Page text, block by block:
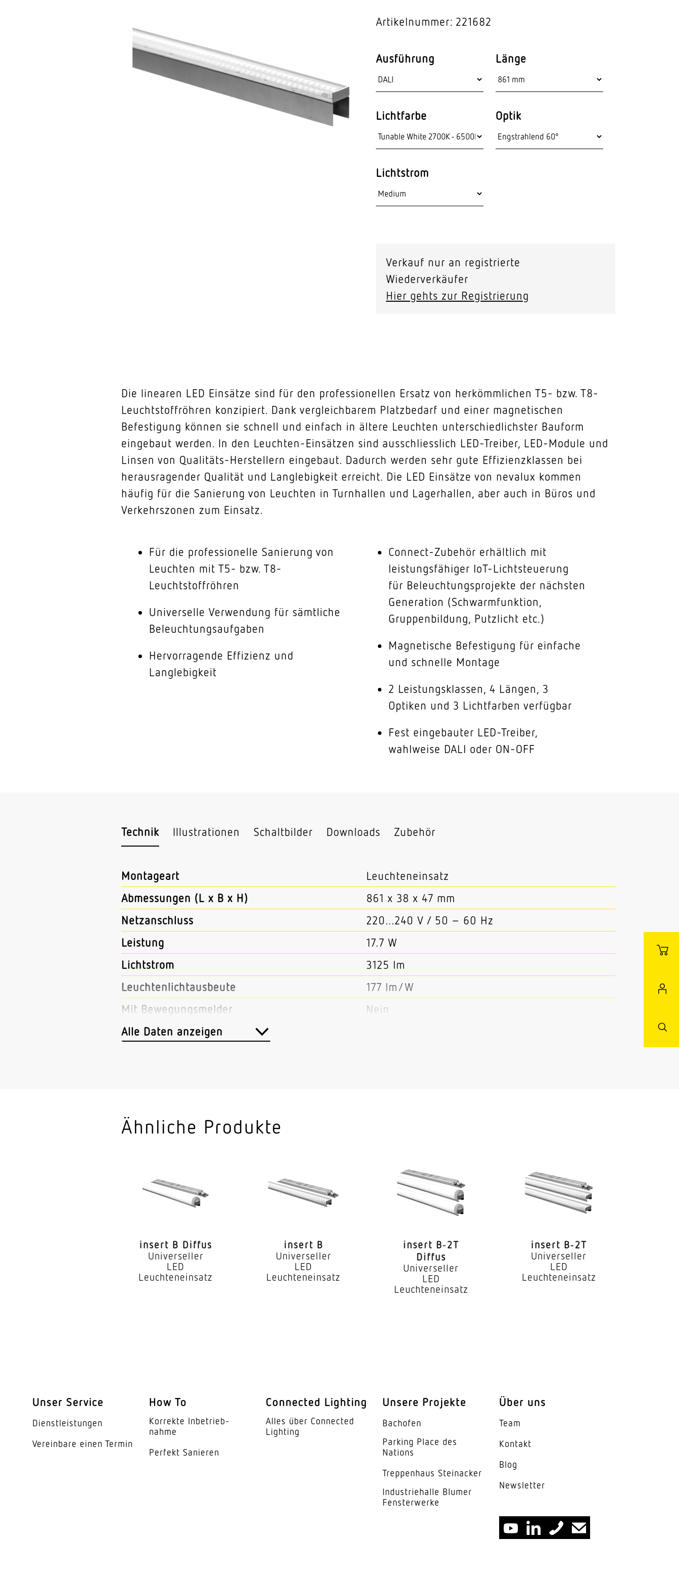
System­kom­po­nenten
Artikelnummer: 221682
Ausführung Länge
Lichtfarbe Optik
Lichtstrom
Verkauf nur an registrierte
Wiederverkäufer
Hier gehts zur Registrierung
Die linearen LED Einsätze sind für den professionellen Ersatz von herkömmlichen T5- bzw. T8-
Leuchtstoffröhren konzipiert. Dank vergleichbarem Platzbedarf und einer magnetischen
Befestigung können sie schnell und einfach in ältere Leuchten unterschiedlichster Bauform
eingebaut werden. In den Leuchten-Einsätzen sind ausschliesslich LED-Treiber, LED-Module und
Linsen von Qualitäts-Herstellern eingebaut. Dadurch werden sehr gute Effizienzklassen bei
herausragender Qualität und Langlebigkeit erreicht. Die LED Einsätze von nevalux kommen
häufig für die Sanierung von Leuchten in Turnhallen und Lagerhallen, aber auch in Büros und
Verkehrszonen zum Einsatz.
Für die professionelle Sanierung von
Leuchten mit T5- bzw. T8-
Leuchtstoffröhren
Universelle Verwendung für sämtliche
Beleuchtungsaufgaben
Hervorragende Effizienz und
Langlebigkeit
Connect-Zubehör erhältlich mit
leistungsfähiger IoT-Lichtsteuerung
für Beleuchtungsprojekte der nächsten
Generation (Schwarmfunktion,
Gruppenbildung, Putzlicht etc.)
Magnetische Befestigung für einfache
und schnelle Montage
2 Leistungsklassen, 4 Längen, 3
Optiken und 3 Lichtfarben verfügbar
Fest eingebauter LED-Treiber,
wahlweise DALI oder ON-OFF
Technik Illustrationen Schaltbilder Downloads Zubehör
Montageart
Leuchteneinsatz
Abmessungen (L x B x H)
861 x 38 x 47 mm
Netzanschluss
220...240 V / 50 – 60 Hz
Leistung
17.7 W
Lichtstrom
3125 lm
Leuchtenlichtausbeute
177 lm/W
Mit Bewegungsmelder
Nein
Mit Notlicht
Farbwiedergabeindex CRI
Leuchtmittel
Austauschbares Betriebsgerät
Schutzart
Schutzklasse
Energieeffizienzklasse
Herstellergarantie
Variante
Geräteträger, Engstrahlend 60°
Alle Daten anzeigen
Ähnliche Produkte
insert B Diffus
Universeller
LED
Leuchteneinsatz
insert B
Universeller
LED
Leuchteneinsatz
insert B‑2T
Diffus
Universeller
LED
Leuchteneinsatz
insert B‑2T
Universeller
LED
Leuchteneinsatz
Unser Service
Dienst­leis­tungen
Vereinbare einen Termin
How To
Korrekte Inbe­trieb­
nahme
Perfekt Sanieren
Connected Lighting
Alles über Connected
Lighting
Unsere Projekte
Bachofen
Parking Place des
Nations
Trep­penhaus Steinacker
Indus­trie­halle Blumer
Fensterwerke
Über uns
Team
Kontakt
Blog
News­letter